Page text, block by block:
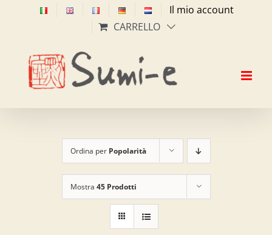
Il mio account
CARRELLO
Ordina per Popolarità
Mostra 45 Prodotti